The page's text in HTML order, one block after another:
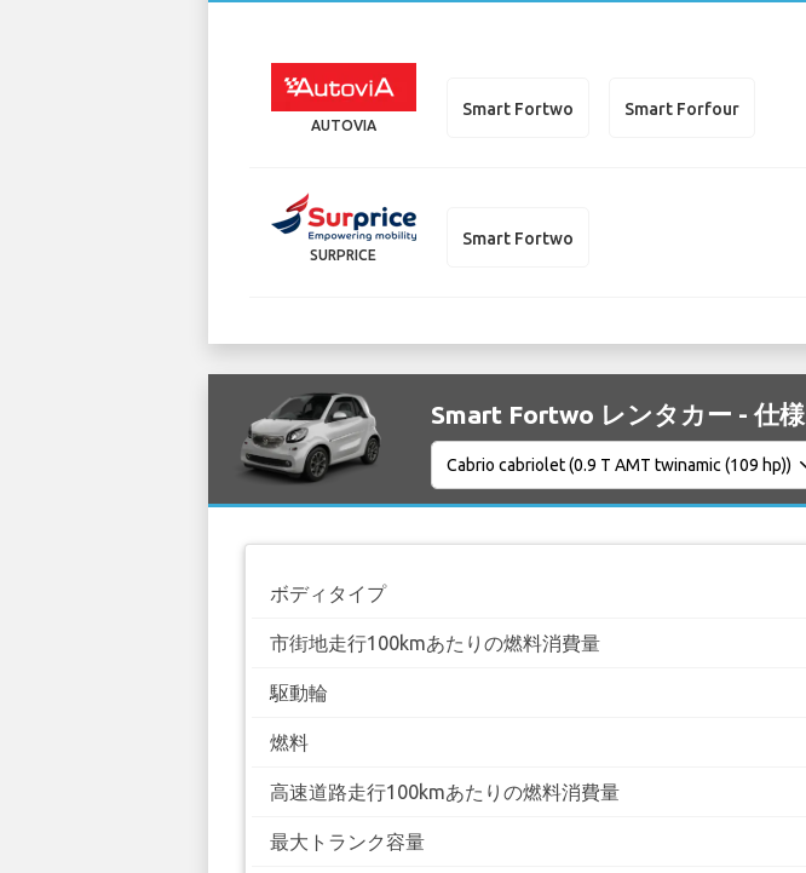
AUTOVIA
Smart Fortwo Smart Forfour
SURPRICE
Smart Fortwo
Smart Fortwo レンタカー - 仕様
ボディタイプ
市街地走行100kmあたりの燃料消費量
駆動輪
燃料
高速道路走行100kmあたりの燃料消費量
最大トランク容量